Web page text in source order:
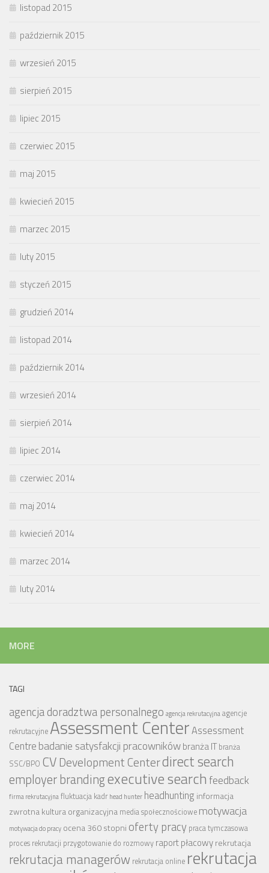
listopad 2015
październik 2015
wrzesień 2015
sierpień 2015
lipiec 2015
czerwiec 2015
maj 2015
kwiecień 2015
marzec 2015
luty 2015
styczeń 2015
grudzień 2014
listopad 2014
październik 2014
wrzesień 2014
sierpień 2014
lipiec 2014
czerwiec 2014
maj 2014
kwiecień 2014
marzec 2014
luty 2014
MORE
TAGI
agencja doradztwa personalnego agencja rekrutacyjnaagencje
rekrutacyjne Assessment CenterAssessment
Centre badanie satysfakcji pracownikówbranża IT branża
SSC/BPO CV Development Centerdirect search
employer brandingexecutive searchfeedback
firma rekrutacyjnafluktuacja kadr head hunter headhunting informacja
zwrotnakultura organizacyjna media społecznościowe motywacja
motywacja do pracy ocena 360 stopni oferty pracy praca tymczasowa
proces rekrutacji przygotowanie do rozmowy raport płacowyrekrutacja
rekrutacja managerów rekrutacja online rekrutacja